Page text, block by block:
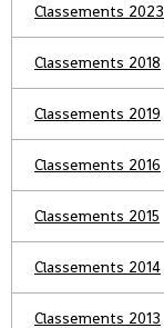
Classements 2023
Classements 2018
Classements 2019
Classements 2016
Classements 2015
Classements 2014
Classements 2013